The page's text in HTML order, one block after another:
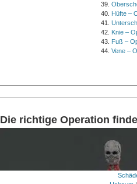
Hüfte –
Knie –
Fuß –
Vene –
Die richtige Operation